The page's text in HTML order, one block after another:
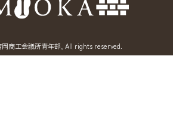
商工会議所青年部, All rights reserved.